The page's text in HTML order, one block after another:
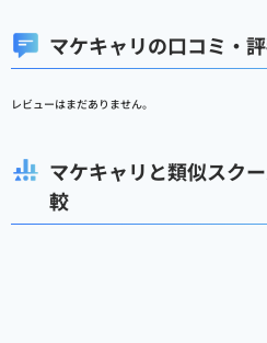
マケキャリの口コミ・評
レビューはまだありません。
マケキャリと類似スク
較